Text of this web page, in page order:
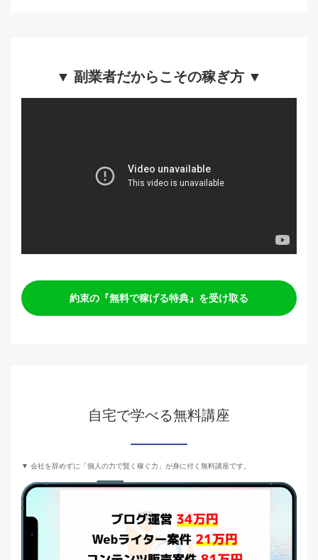
▼ 副業者だからこその稼ぎ方 ▼
約束の『無料で稼げる特典』を受け取る
自宅で学べる無料講座
▼ 会社を辞めずに「個人の力で賢く稼ぐ力」が身に付く無料講座です。